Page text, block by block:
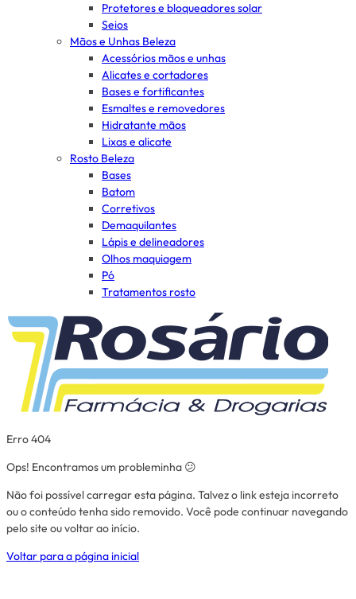
Protetores e bloqueadores solar
Seios
Mãos e Unhas Beleza
Acessórios mãos e unhas
Alicates e cortadores
Bases e fortificantes
Esmaltes e removedores
Hidratante mãos
Lixas e alicate
Rosto Beleza
Bases
Batom
Corretivos
Demaquilantes
Lápis e delineadores
Olhos maquiagem
Pó
Tratamentos rosto
Erro 404
Ops! Encontramos um probleminha 😕
Não foi possível carregar esta página. Talvez o link esteja incorreto
ou o conteúdo tenha sido removido. Você pode continuar navegando
pelo site ou voltar ao início.
Voltar para a página inicial